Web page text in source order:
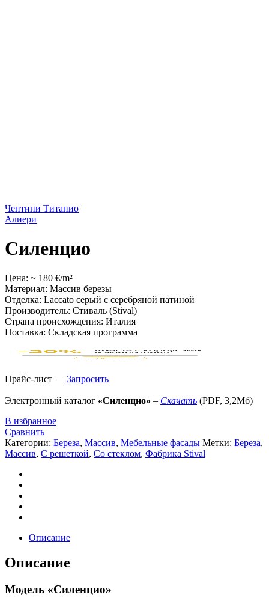
Чентини Титанио
Алиери
Силенцио
Цена: ~ 180 €/m²
Материал: Массив березы
Отделка: Laccato серый с серебряной патиной
Производитель: Стиваль (Stival)
Страна происхождения: Италия
Поставка: Складская программа
Прайс-лист — Запросить
Электронный каталог «Силенцио» – Скачать (PDF, 3,2Мб)
В избранное
Сравнить
Категории: Береза, Массив, Мебельные фасады Метки: Береза,
Массив, С решеткой, Со стеклом, Фабрика Stival
Описание
Описание
Модель «Силенцио»